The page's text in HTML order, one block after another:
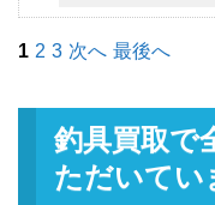
turi20260505
ダイワ ベイトリー
使用
釣具買取クーポン
turi20260506（
1 2 3 次へ 最後へ
釣具買取で
ただいてい